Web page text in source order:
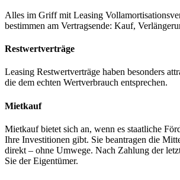
Alles im Griff mit Leasing
bestimmen am Vertragsende: Kauf,
Restwertverträge
Leasing Restwertverträge haben besonders
die dem echten Wertverbrauch entsprechen.
Mietkauf
Mietkauf bietet sich an, wenn es staatliche
Ihre Investitionen gibt. Sie beantragen die
direkt – ohne Umwege. Nach Zahlung der
Sie der Eigentümer.